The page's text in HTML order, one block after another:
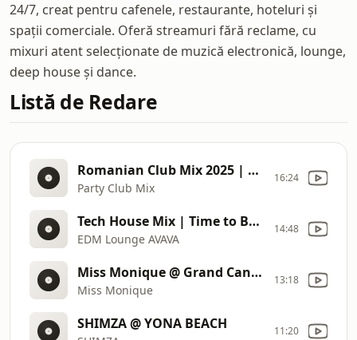
24/7, creat pentru cafenele, restaurante, hoteluri și
spații comerciale. Oferă streamuri fără reclame, cu
mixuri atent selecționate de muzică electronică, lounge,
deep house și dance.
Listă de Redare
Romanian Club Mix 2025 | Best Romanian Songs 2025
Party Club Mix
16:24
Tech House Mix | Time to Be Protected | Tech House Playlist
EDM Lounge AVAVA
14:48
Miss Monique @ Grand Canyon (Arizona, USA) [Melodic Techno/ Progressive House DJ Mix]
Miss Monique
13:18
SHIMZA @ YONA BEACH 11:20